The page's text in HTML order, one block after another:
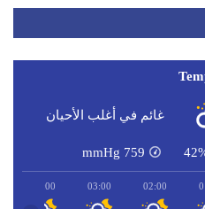
غائم في أغلب الأحيان
759
mmHg
02:00
03:00
04:00